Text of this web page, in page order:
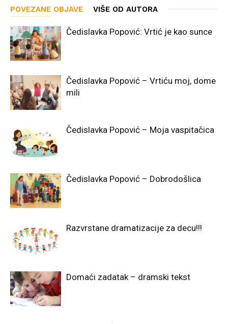
POVEZANE OBJAVE VIŠE OD AUTORA
Čedislavka Popović: Vrtić je kao sunce
Čedislavka Popović – Vrtiću moj, dome
mili
Čedislavka Popović – Moja vaspitačica
Čedislavka Popović – Dobrodošlica
Razvrstane dramatizacije za decu!!!
Domaći zadatak – dramski tekst